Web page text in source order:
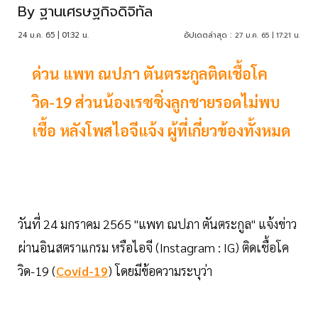
By ฐานเศรษฐกิจดิจิทัล
24 ม.ค. 65 | 01:32 น. อัปเดตล่าสุด : 27 ม.ค. 65 | 17:21 น.
ด่วน แพท ณปภา ตันตระกูลติดเชื้อโค
วิด-19 ส่วนน้องเรซซิ่งลูกชายรอดไม่พบ
เชื้อ หลังโพสไอจีแจ้ง ผู้ที่เกี่ยวข้องทั้งหมด
วันที่ 24 มกราคม 2565 "แพท ณปภา ตันตระกูล" แจ้งข่าว
ผ่านอินสตราแกรม หรือไอจี (Instagram : IG) ติดเชื้อโค
วิด-19 (Covid-19) โดยมีข้อความระบุว่า